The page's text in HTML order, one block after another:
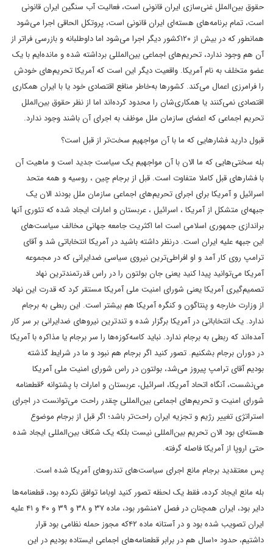
حقوق بین‌الملل غنی‌سازی‌ ایران قانونی است، فعالیت آب سنگین ایران قانونی
است، تمام برنامه‌های هسته‌ای ایران قانونی است، پروتکل الحاقی اجرا می‌شود
همانطور که در بیش از ۱۲۰کشور دیگر اجرا می‌شود اما داوطلبانه و بازرسی فراتر از
آن هم وجود ندارد، تحریم‌های اجماعی بین‌المللی برداشته شده و مانده‌ایم با یک
عضو متخلف به نام آمریکا. واقعیت دیگر این است که آمریکا تحریم‌های خودش
را فرامرزی اعمال می‌کند. کشورها به‌خاطر منافع اقتصادی خود یا با ایران همکاری
اقتصادی نمی‌کنند یا همکاری‌شان را محدود کرده‌اند اما از نظر حقوق بین‌الملل
تحریم اجماعی که اعضای سازمان ملل موظف به اجرای آن باشند وجود ندارد.
قبول دارید فشارهایی که ما با آن مواجهیم سخت‌تر از قبل است؟
بله سختی‌هایی که ما الان با آن مواجهیم یک سیاست جدید است و ماهیت آن
با فشارهای قبل کاملا متفاوت است. قبل از برجام چین ، روسیه و همه متحد
اسرائیل و آمریکا برای اجرای تحریم‌های اجماعی سازمان ملل بودند الان یک
جبهه‌ای متشکل از آمریکا ، اسرائیل ، عربستان و امارات ایجاد شده که تئوری آنها
براندازی جمهوری اسلامی است اما اکثریت جامعه جهانی مخالف سیاست‌های
این جبهه علیه ایران است. درنظر داشته باشید در آمریکا انتخاباتی شد و آقای
ترامپ روی کار آمد و او افراطی‌ترین نیروی سیاسی ضدایرانی که در مجموعه
آمریکا می‌توانید پیدا کنید یعنی جان بولتون را در راس قدرتمندترین نهاد
تصمیم‌گیری آمریکا یعنی شورای امنیت ملی آمریکا مستقر کرد که قدرت این نهاد
از وزارت خارجه و پنتاگون و کنگره آمریکا هم بیشتر است. این ربطی به برجام
ندارد. یک انتخاباتی در آمریکا برگزار شده و تندترین نیروهای ضدایرانی بر سر کار
آمده‌اند که ربطی به برجام ندارد. نباید کاسه‌کوزه‌ها را سر برجام یا مذاکره با آمریکا
در دوران برجام بشکنیم. تصور کنید اگر برجام هم نبود و ما در شرایط گذشته
بودیم آقای ترامپ پیروز می‌شد، بولتون در راس شورای امنیت ملی آمریکا
می‌نشست، آنگاه اتحاد آمریکا، اسرائیل، عربستان و امارات با پشتوانه ۶قطعنامه
شورای امنیت و تحریم‌های اجماعی بین‌المللی چقدر راحت می‌توانست در اجرای
استراتژی تغییر رژیم و تجزیه ایران راحت‌تر باشد؛ اگر قبل از برجام موضوع
هسته‌ای بود الان تحریم بین‌المللی نیست بلکه یک شکاف بین‌المللی ایجاد شده
حتی اروپا از آمریکا فاصله گرفته.
پس معتقدید برجام مانع اجرای سیاست‌های تندروهای آمریکا شده است.
بله مانع ایجاد کرده، فقط یک لحظه تصور کنید اوباما توافق نکرده بود، قطعنامه‌ها
دایر بود، ایران همچنان در فصل ۷منشور بود، ماده ۳۷ و ۳۸ و ۳۹ و ۴۰ و ۴۱ علیه
ایران تصویب شده بود و در آستانه ماده ۴۲که مجوز حمله نظامی بود قرار
داشتیم، حدود ۱۰سال هم در برابر قطعنامه‌های اجماعی ایستاده بودیم در این